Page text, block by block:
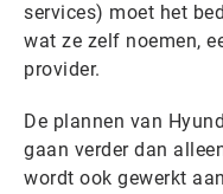
services) moet het
wat ze zelf noemen,
provider.
De plannen van
gaan verder dan
wordt ook gewerkt